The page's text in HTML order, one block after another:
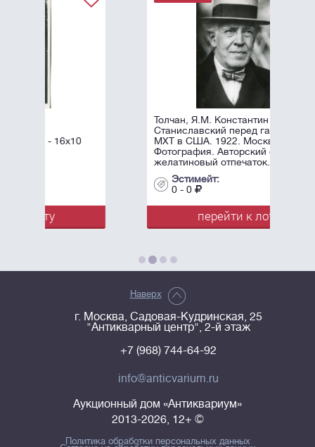
Толчан, Я.М. Константин
Станиславский перед гастролями
МХТ в США. 1922. Москва.
Фотография. Авторский серебряно-
желатиновый отпечаток. - 1 ...
перейти к лоту
Наверх
г. Москва, Садовая-Кудринская, 25
"Антикварный центр", 2-й этаж
+7 (968) 744-64-92
info@anticvarium.ru
Аукционный дом «Антиквариум»
2013-2026, 12+ ©
Политика обработки персональных данных